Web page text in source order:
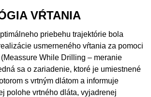
VŔTANIA
priebehu trajektórie bola
usmerneného vŕtania za pomoci
While Drilling – meranie
sa o zariadenie, ktoré je umiestnené
s vrtným dlátom a informuje
polohe vrtného dláta, vyjadrenej